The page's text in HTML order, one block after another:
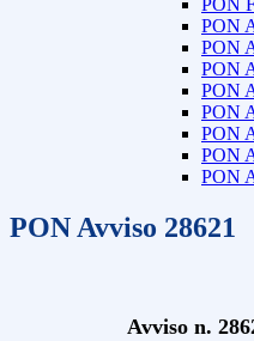
PON
PON
PON
PON
PON
PON
PON
PON
PON
PON Avviso 28621
Avviso n.